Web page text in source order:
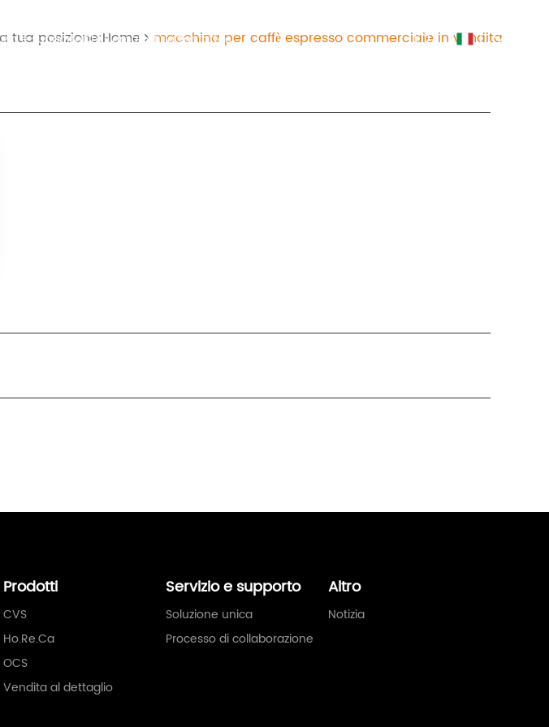
e supportoChi siamoNotiziaContattaci IT
tua posizione:Home macchina per caffè espresso commerciale in vendita
Prodotti
CVS
Ho.Re.Ca
OCS
Vendita al dettaglio
Servizio e supporto
Soluzione unica
Processo di collaborazione
Altro
Notizia